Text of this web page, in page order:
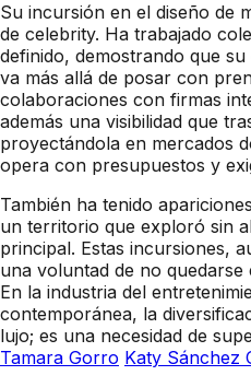
Su incursión en el diseño de
de celebrity. Ha trabajado
definido, demostrando que
va más allá de posar con
colaboraciones con firmas
además una visibilidad que
proyectándola en mercados
opera con presupuestos y
También ha tenido
un territorio que exploró sin
principal. Estas incursiones,
una voluntad de no
En la industria del
contemporánea, la
lujo; es una necesidad de
Tamara Gorro Katy Sánchez